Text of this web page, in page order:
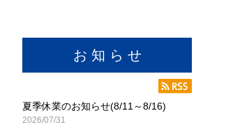
お 知 ら せ
夏季休業のお知らせ(8/11～8/16)
2026/07/31